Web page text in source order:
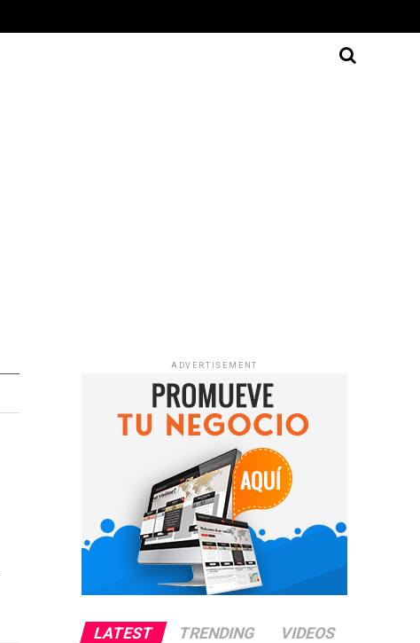
ADVERTISEMENT
LATEST TRENDING VIDEOS